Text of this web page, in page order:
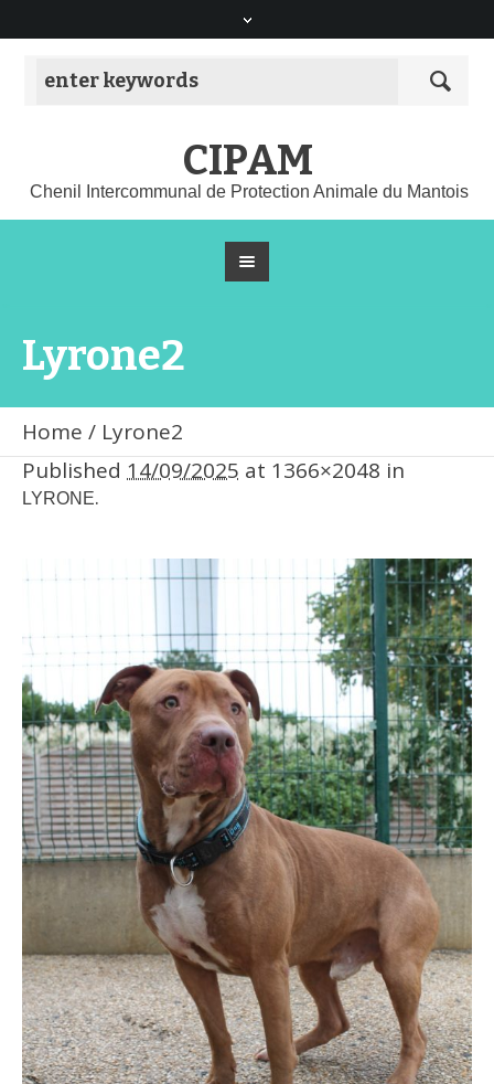
CIPAM
Chenil Intercommunal de Protection Animale du Mantois
Lyrone2
Home / Lyrone2
Published 14/09/2025 at 1366×2048 in
LYRONE.